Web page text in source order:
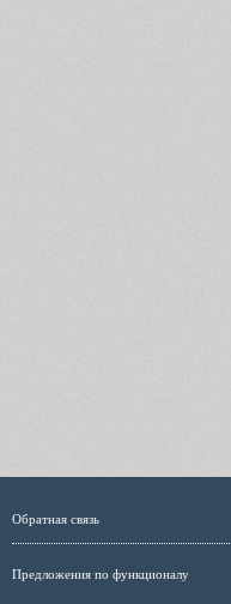
Обратная связь
Предложения по функционалу